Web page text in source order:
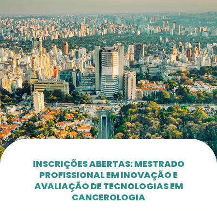
INSCRIÇÕES ABERTAS: MESTRADO
PROFISSIONAL EM INOVAÇÃO E
AVALIAÇÃO DE TECNOLOGIAS EM
CANCEROLOGIA